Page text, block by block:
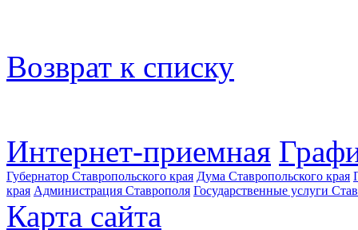
Возврат к списку
Интернет-приемная
Губернатор Ставропольского края Дума Ставропольского края
края Администрация Ставрополя Государственные услуги
Карта сайта